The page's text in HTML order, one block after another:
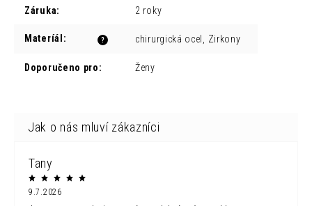
Záruka: 2 roky
?
Materíál : chirurgická ocel, Zirkony
Doporučeno pro: Ženy
Tany
9.7.2026